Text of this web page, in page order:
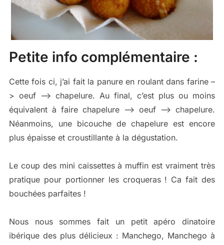
Petite info complémentaire :
Cette fois ci, j’ai fait la panure en roulant dans farine –
> oeuf –> chapelure. Au final, c’est plus ou moins
équivalent à faire chapelure –> oeuf –> chapelure.
Néanmoins, une bicouche de chapelure est encore
plus épaisse et croustillante à la dégustation.
Le coup des mini caissettes à muffin est vraiment très
pratique pour portionner les croqueras ! Ca fait des
bouchées parfaites !
Nous nous sommes fait un petit apéro dinatoire
ibérique des plus délicieux : Manchego, Manchego à